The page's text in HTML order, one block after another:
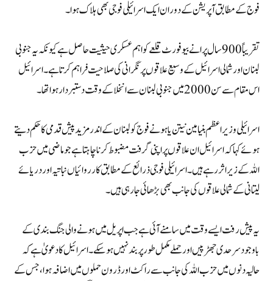
فوج کے مطابق آپریشن کے دوران ایک اسرائیلی فوجی بھی ہلاک ہوا۔
تقریباً 900 سال پرانے بیوفورٹ قلعے کو اہم عسکری حیثیت حاصل ہے کیونکہ یہ جنوبی
لبنان اور شمالی اسرائیل کے وسیع علاقوں پر نگرانی کی صلاحیت فراہم کرتا ہے۔ اسرائیل
اس مقام سے سن 2000 میں جنوبی لبنان سے انخلا کے وقت دستبردار ہوا تھا۔
اسرائیلی وزیراعظم بنیامین نیتن یاہو نے فوج کو لبنان کے اندر مزید پیش قدمی کا حکم دیتے
ہوئے کہا کہ اسرائیل ان علاقوں پر اپنی گرفت مضبوط کرنا چاہتا ہے جو ماضی میں حزب
اللہ کے زیر اثر رہے ہیں۔ اسرائیلی فوجی ذرائع کے مطابق کارروائیاں نباتیہ اور دریائے
لیتانی کے شمالی علاقوں کی جانب بھی بڑھائی جا رہی ہیں۔
یہ پیش رفت ایسے وقت میں سامنے آئی ہے جب اپریل میں ہونے والی جنگ بندی کے
باوجود سرحدی جھڑپیں اور حملے مکمل طور پر بند نہیں ہو سکے۔ اسرائیل کا دعویٰ ہے کہ
حالیہ دنوں میں حزب اللہ کی جانب سے راکٹ اور ڈرون حملوں میں اضافہ ہوا، جس کے